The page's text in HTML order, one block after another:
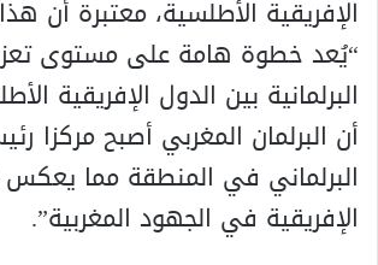
الإفريقية الأطلسية، معتبرة أن
“يُعد خطوة هامة على مستوى
البرلمانية بين الدول الإفريقية
أن البرلمان المغربي أصبح مركزا
البرلماني في المنطقة مما يعكس
الإفريقية في الجهود المغربية”.